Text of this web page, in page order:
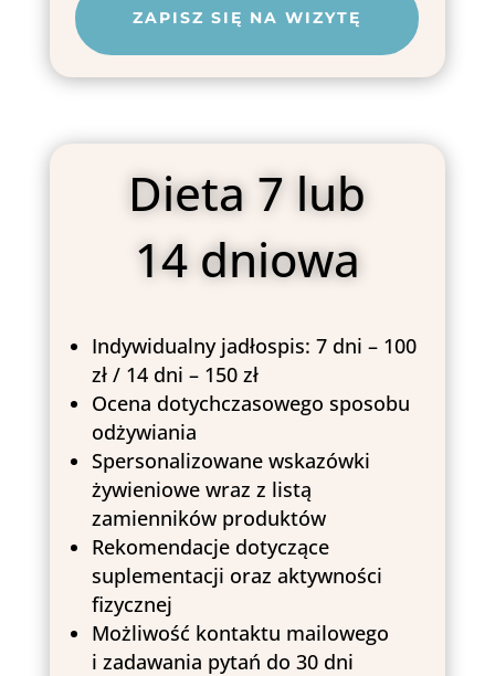
ZAPISZ SIĘ NA WIZYTĘ
Dieta 7 lub
14 dniowa
Indywidualny jadłospis: 7 dni – 100
zł / 14 dni – 150 zł
Ocena dotychczasowego sposobu
odżywiania
Spersonalizowane wskazówki
żywieniowe wraz z listą
zamienników produktów
Rekomendacje dotyczące
suplementacji oraz aktywności
fizycznej
Możliwość kontaktu mailowego
i zadawania pytań do 30 dni